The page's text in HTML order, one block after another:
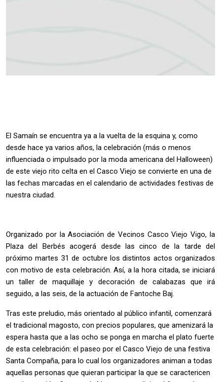
El Samaín se encuentra ya a la vuelta de la esquina y, como
desde hace ya varios años, la celebración (más o menos
influenciada o impulsado por la moda americana del Halloween)
de este viejo rito celta en el Casco Viejo se convierte en una de
las fechas marcadas en el calendario de actividades festivas de
nuestra ciudad.
Organizado por la Asociación de Vecinos Casco Viejo Vigo, la
Plaza del Berbés acogerá desde las cinco de la tarde del
próximo martes 31 de octubre los distintos actos organizados
con motivo de esta celebración. Así, a la hora citada, se iniciará
un taller de maquillaje y decoración de calabazas que irá
seguido, a las seis, de la actuación de Fantoche Baj.
Tras este preludio, más orientado al público infantil, comenzará
el tradicional magosto, con precios populares, que amenizará la
espera hasta que a las ocho se ponga en marcha el plato fuerte
de esta celebración: el paseo por el Casco Viejo de una festiva
Santa Compaña, para lo cual los organizadores animan a todas
aquellas personas que quieran participar la que se caractericen